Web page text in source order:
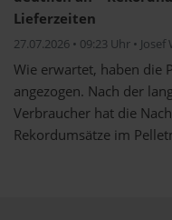
Lieferzeiten
27.07.2026 • 09:23 Uhr •
Wie erwartet, haben die
angezogen. Nach der
Verbraucher hat die
Rekordumsätze im